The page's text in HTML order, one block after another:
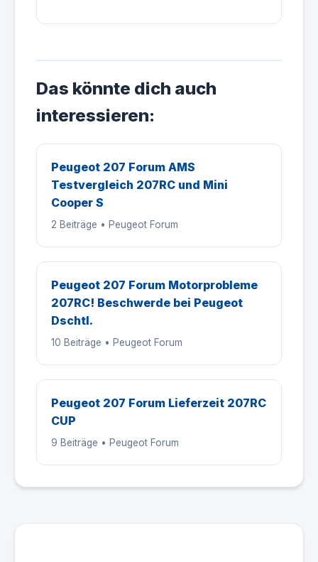
Das könnte dich auch
interessieren:
Peugeot 207 Forum AMS
Testvergleich 207RC und Mini
Cooper S
2 Beiträge • Peugeot Forum
Peugeot 207 Forum Motorprobleme
207RC! Beschwerde bei Peugeot
Dschtl.
10 Beiträge • Peugeot Forum
Peugeot 207 Forum Lieferzeit 207RC
CUP
9 Beiträge • Peugeot Forum